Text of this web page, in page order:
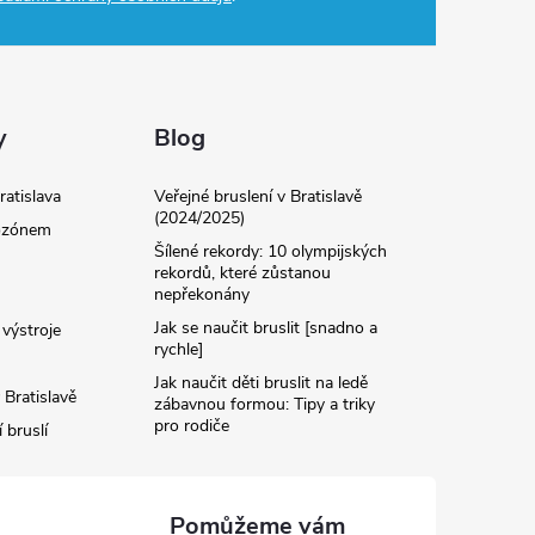
bruslí
Blog
Veřejné bruslení v Bratislavě
(2024/2025)
Šílené rekordy: 10 olympijských
rekordů, které zůstanou
nepřekonány
Jak se naučit bruslit [snadno a
rychle]
Jak naučit děti bruslit na ledě
zábavnou formou: Tipy a triky
pro rodiče